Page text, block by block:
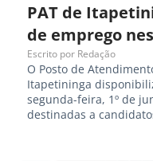
PAT de
de emprego
Escrito por Redação
O Posto de
Itapetininga
segunda-feira, 1º de
destinadas a